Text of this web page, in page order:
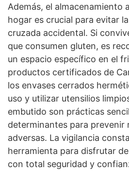
Además, el almacenamiento
hogar es crucial para evitar
cruzada accidental. Si
que consumen gluten, es
un espacio específico en el
productos certificados de
los envases cerrados
uso y utilizar utensilios
embutido son prácticas
determinantes para prevenir
adversas. La vigilancia
herramienta para disfrutar
con total seguridad y